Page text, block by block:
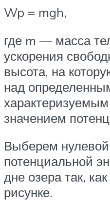
Wp = mgh,
где m — масса
ускорения
высота, на
над
значением
Выберем
потенциальной
дне озера так,
рисунке.